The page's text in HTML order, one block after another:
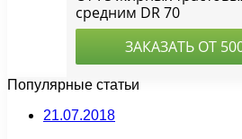
Популярные статьи
21.07.2018